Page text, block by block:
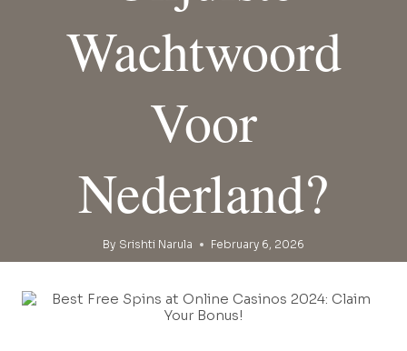
Wachtwoord
Voor
Nederland?
By Srishti Narula February 6, 2026